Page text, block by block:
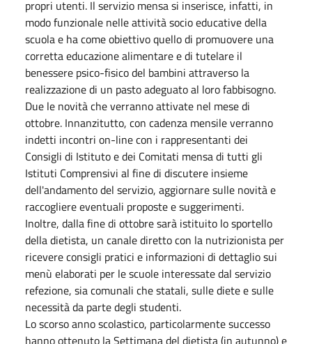
propri utenti. Il servizio mensa si inserisce, infatti, in
modo funzionale nelle attività socio educative della
scuola e ha come obiettivo quello di promuovere una
corretta educazione alimentare e di tutelare il
benessere psico-fisico del bambini attraverso la
realizzazione di un pasto adeguato al loro fabbisogno.
Due le novità che verranno attivate nel mese di
ottobre. Innanzitutto, con cadenza mensile verranno
indetti incontri on-line con i rappresentanti dei
Consigli di Istituto e dei Comitati mensa di tutti gli
Istituti Comprensivi al fine di discutere insieme
dell'andamento del servizio, aggiornare sulle novità e
raccogliere eventuali proposte e suggerimenti.
Inoltre, dalla fine di ottobre sarà istituito lo sportello
della dietista, un canale diretto con la nutrizionista per
ricevere consigli pratici e informazioni di dettaglio sui
menù elaborati per le scuole interessate dal servizio
refezione, sia comunali che statali, sulle diete e sulle
necessità da parte degli studenti.
Lo scorso anno scolastico, particolarmente successo
hanno ottenuto la Settimana del dietista (in autunno) e